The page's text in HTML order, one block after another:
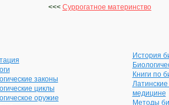
<<< Суррогатное материнство
законы
циклы
оружие
История
Книги по
медицине
Методы